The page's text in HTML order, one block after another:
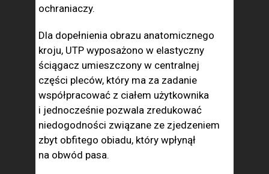
ochraniaczy.
Dla dopełnienia obrazu anatomicznego
kroju, UTP wyposażono w elastyczny
ściągacz umieszczony w centralnej
części pleców, który ma za zadanie
współpracować z ciałem użytkownika
i jednocześnie pozwala zredukować
niedogodności związane ze zjedzeniem
zbyt obfitego obiadu, który wpłynął
na obwód pasa.